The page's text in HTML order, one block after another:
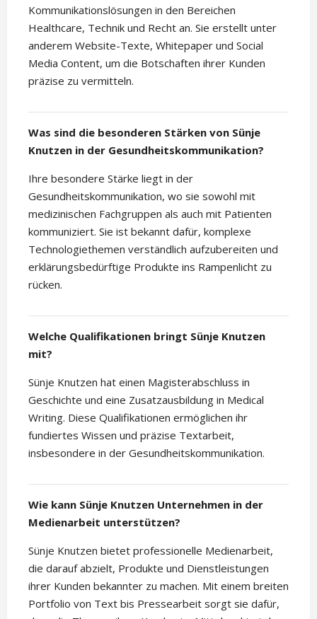
Kommunikationslösungen in den Bereichen
Healthcare, Technik und Recht an. Sie erstellt unter
anderem Website-Texte, Whitepaper und Social
Media Content, um die Botschaften ihrer Kunden
präzise zu vermitteln.
Was sind die besonderen Stärken von Sünje
Knutzen in der Gesundheitskommunikation?
Ihre besondere Stärke liegt in der
Gesundheitskommunikation, wo sie sowohl mit
medizinischen Fachgruppen als auch mit Patienten
kommuniziert. Sie ist bekannt dafür, komplexe
Technologiethemen verständlich aufzubereiten und
erklärungsbedürftige Produkte ins Rampenlicht zu
rücken.
Welche Qualifikationen bringt Sünje Knutzen
mit?
Sünje Knutzen hat einen Magisterabschluss in
Geschichte und eine Zusatzausbildung in Medical
Writing. Diese Qualifikationen ermöglichen ihr
fundiertes Wissen und präzise Textarbeit,
insbesondere in der Gesundheitskommunikation.
Wie kann Sünje Knutzen Unternehmen in der
Medienarbeit unterstützen?
Sünje Knutzen bietet professionelle Medienarbeit,
die darauf abzielt, Produkte und Dienstleistungen
ihrer Kunden bekannter zu machen. Mit einem breiten
Portfolio von Text bis Pressearbeit sorgt sie dafür,